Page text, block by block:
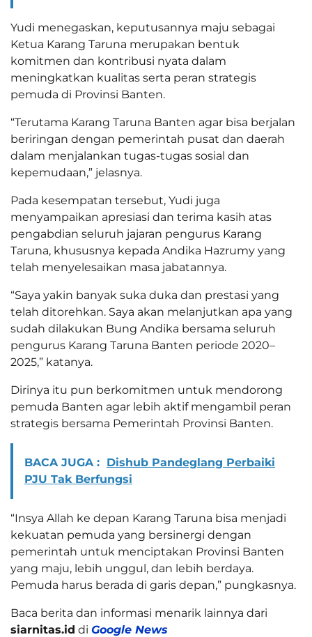
Yudi menegaskan, keputusannya maju sebagai
Ketua Karang Taruna merupakan bentuk
komitmen dan kontribusi nyata dalam
meningkatkan kualitas serta peran strategis
pemuda di Provinsi Banten.
“Terutama Karang Taruna Banten agar bisa berjalan
beriringan dengan pemerintah pusat dan daerah
dalam menjalankan tugas-tugas sosial dan
kepemudaan,” jelasnya.
Pada kesempatan tersebut, Yudi juga
menyampaikan apresiasi dan terima kasih atas
pengabdian seluruh jajaran pengurus Karang
Taruna, khususnya kepada Andika Hazrumy yang
telah menyelesaikan masa jabatannya.
“Saya yakin banyak suka duka dan prestasi yang
telah ditorehkan. Saya akan melanjutkan apa yang
sudah dilakukan Bung Andika bersama seluruh
pengurus Karang Taruna Banten periode 2020–
2025,” katanya.
Dirinya itu pun berkomitmen untuk mendorong
pemuda Banten agar lebih aktif mengambil peran
strategis bersama Pemerintah Provinsi Banten.
BACA JUGA : Dishub Pandeglang Perbaiki
PJU Tak Berfungsi
“Insya Allah ke depan Karang Taruna bisa menjadi
kekuatan pemuda yang bersinergi dengan
pemerintah untuk menciptakan Provinsi Banten
yang maju, lebih unggul, dan lebih berdaya.
Pemuda harus berada di garis depan,” pungkasnya.
Baca berita dan informasi menarik lainnya dari
siarnitas.id di Google News